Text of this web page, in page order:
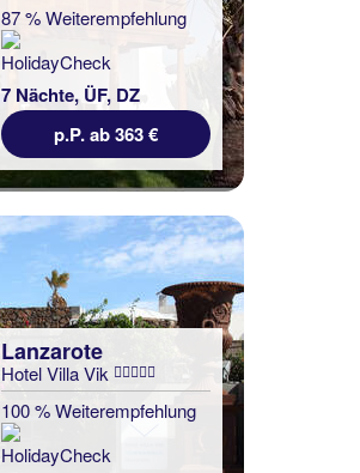
87 % Weiterempfehlung
7 Nächte, ÜF, DZ
p.P. ab 363 €
Lanzarote
Hotel Villa Vik
100 % Weiterempfehlung